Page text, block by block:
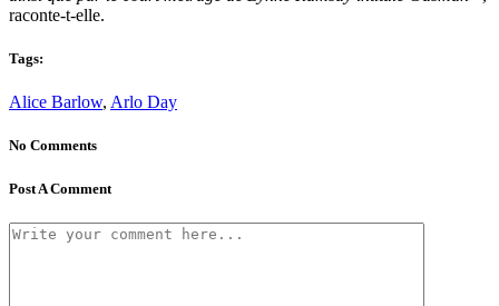
raconte-t-elle.
Tags:
Alice Barlow, Arlo Day
No Comments
Post A Comment